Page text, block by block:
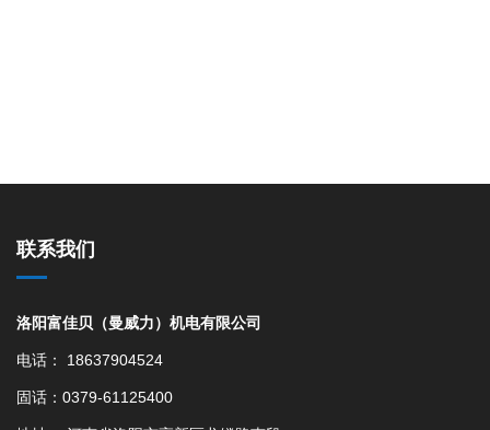
联系我们
洛阳富佳贝（曼威力）机电有限公司
电话： 18637904524
固话：0379-61125400